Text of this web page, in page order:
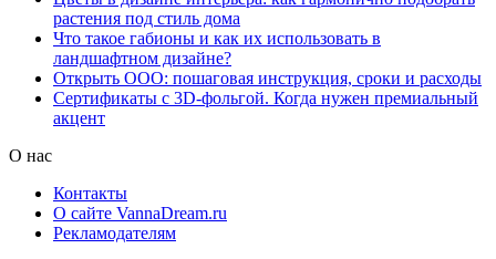
растения под стиль дома
Что такое габионы и как их использовать в
ландшафтном дизайне?
Открыть ООО: пошаговая инструкция, сроки и расходы
Сертификаты с 3D-фольгой. Когда нужен премиальный
акцент
О нас
Контакты
О сайте VannaDream.ru
Рекламодателям